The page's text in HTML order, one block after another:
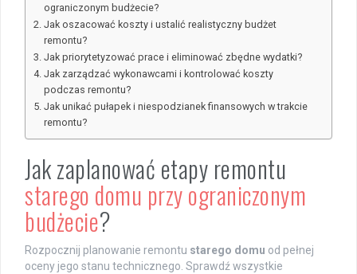
ograniczonym budżecie?
Jak oszacować koszty i ustalić realistyczny budżet
remontu?
Jak priorytetyzować prace i eliminować zbędne wydatki?
Jak zarządzać wykonawcami i kontrolować koszty
podczas remontu?
Jak unikać pułapek i niespodzianek finansowych w trakcie
remontu?
Jak zaplanować etapy remontu
starego domu przy ograniczonym
budżecie?
Rozpocznij planowanie remontu starego domu od pełnej
oceny jego stanu technicznego. Sprawdź wszystkie